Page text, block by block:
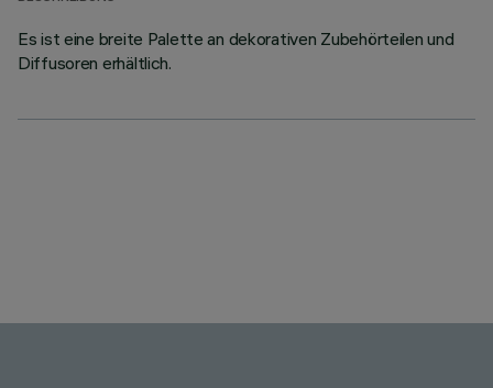
Es ist eine breite Palette an dekorativen Zubehörteilen und
Diffusoren erhältlich.